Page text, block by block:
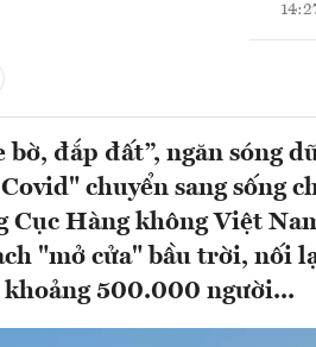
bờ, đắp đất”, ngăn sóng
chuyển sang sống
Cục Hàng không Việt
"mở cửa" bầu trời, nối
khoảng 500.000 người...